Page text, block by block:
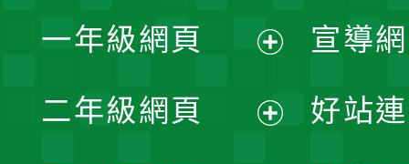
一年級網頁
開
二年級網頁
宣導
好站